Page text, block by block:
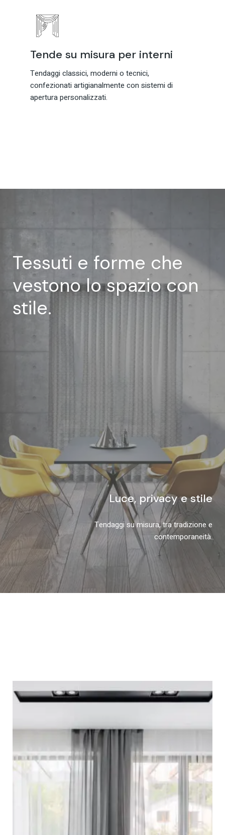
Tende su misura per interni
Tendaggi classici, moderni o tecnici,
confezionati artigianalmente con sistemi di
apertura personalizzati.
Tessuti e forme che
vestono lo spazio con
stile.
Luce, privacy e stile
Tendaggi su misura, tra tradizione e
contemporaneità.